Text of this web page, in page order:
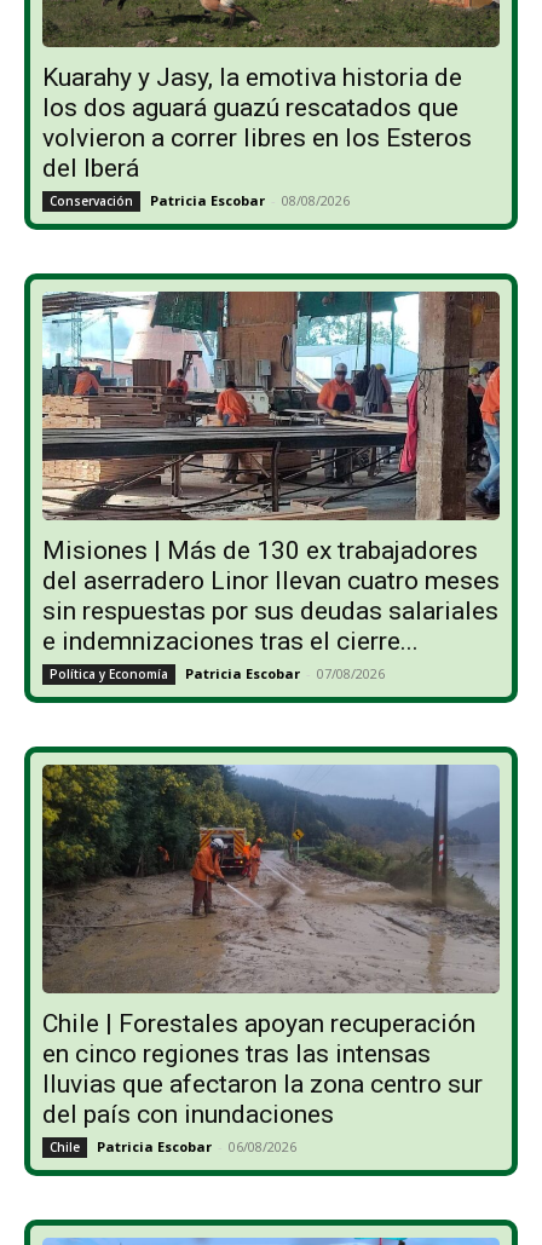
Kuarahy y Jasy, la emotiva historia de
los dos aguará guazú rescatados que
volvieron a correr libres en los Esteros
del Iberá
Conservación Patricia Escobar - 08/08/2026
Misiones | Más de 130 ex trabajadores
del aserradero Linor llevan cuatro meses
sin respuestas por sus deudas salariales
e indemnizaciones tras el cierre...
Política y Economía Patricia Escobar - 07/08/2026
Chile | Forestales apoyan recuperación
en cinco regiones tras las intensas
lluvias que afectaron la zona centro sur
del país con inundaciones
Chile Patricia Escobar - 06/08/2026